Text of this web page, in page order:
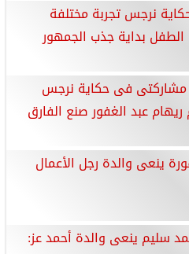
نرجس تجربة مختلفة
بداية جذب الجمهور
مشاركتى فى حكاية نرجس
عبد الغفور صنع الفارق
ينعى والدة رجل الأعمال
سليم ينعى والدة أحمد عز: